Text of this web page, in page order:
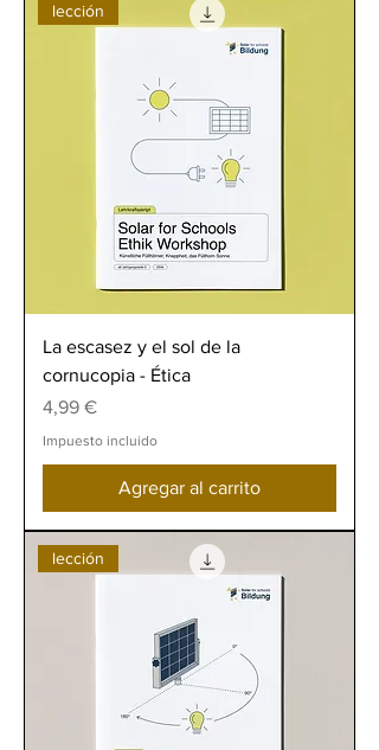
lección
La escasez y el sol de la
cornucopia - Ética
Precio
4,99 €
Impuesto incluido
Agregar al carrito
lección